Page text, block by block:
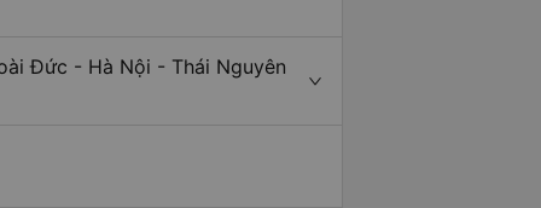
Đức - Hà Nội - Thái Nguyên